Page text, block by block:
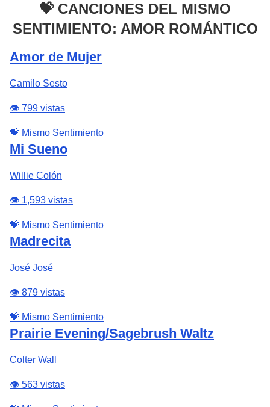
💝 CANCIONES DEL MISMO
SENTIMIENTO: AMOR ROMÁNTICO
Amor de Mujer
Camilo Sesto
👁️ 799 vistas
💝 Mismo Sentimiento
Mi Sueno
Willie Colón
👁️ 1,593 vistas
💝 Mismo Sentimiento
Madrecita
José José
👁️ 879 vistas
💝 Mismo Sentimiento
Prairie Evening/Sagebrush Waltz
Colter Wall
👁️ 563 vistas